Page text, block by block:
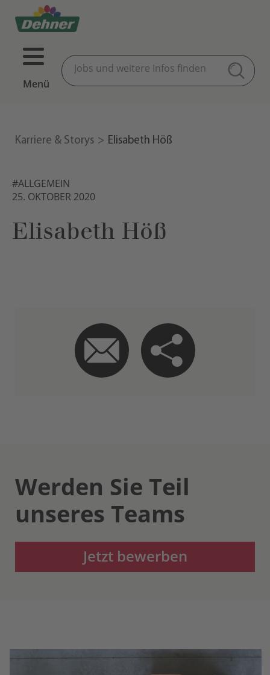
Menü
Karriere & Storys Elisabeth Höß
#ALLGEMEIN
25. OKTOBER 2020
Elisabeth Höß
Werden Sie Teil
unseres Teams
Jetzt bewerben